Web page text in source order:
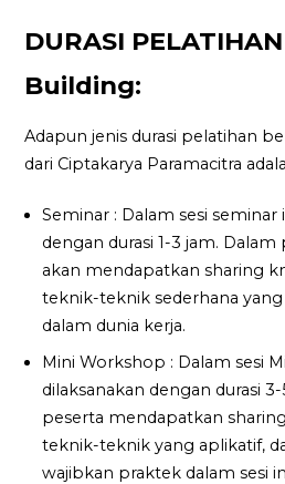
DURASI
Building:
Adapun jenis durasi pelatihan
dari Ciptakarya Paramacitra
Seminar : Dalam sesi seminar
dengan durasi 1-3 jam.
akan mendapatkan sharing
teknik-teknik sederhana yang
dalam dunia kerja.
Mini Workshop : Dalam sesi
dilaksanakan dengan durasi
peserta mendapatkan
teknik-teknik yang aplikatif,
wajibkan praktek dalam sesi